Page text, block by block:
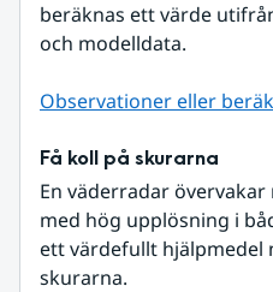
beräknas ett värde
och modelldata.
Observationer eller
Få koll på skurarna
En väderradar
med hög upplösning i
ett värdefullt hjälpmedel
skurarna.